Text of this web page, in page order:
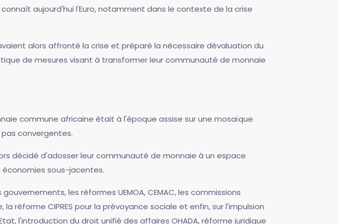
aujourd'hui l'Euro, notamment dans le contexte de la crise
alors affronté la crise et préparé la nécessaire dévaluation du
de mesures visant à transformer leur communauté de monnaie
commune africaine était à l'époque assise sur une mosaïque
convergentes.
décidé d'adosser leur communauté de monnaie à un espace
sous-jacentes.
les réformes UEMOA, CEMAC, les commissions
réforme CIPRES pour la prévoyance sociale et enfin, sur l'impulsion
l'introduction du droit unifié des affaires OHADA, réforme juridique